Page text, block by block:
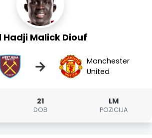
Hadji Malick Diouf
→
Manchester
United
21
DOB
LM
POZICIJA